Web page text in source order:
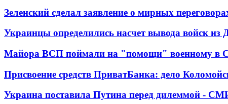
Зеленский сделал заявление о мирных
Украинцы определились насчет вывода войск из
Майора ВСП поймали на "помощи" военному в
Присвоение средств ПриватБанка: дело
Украина поставила Путина перед дилеммой -